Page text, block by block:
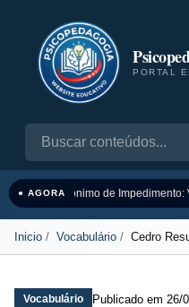
PORTAL
● AGORASinônimo de Impedimento:
Inicio Vocabulário Cedro
Vocabulário Publicado em 26/